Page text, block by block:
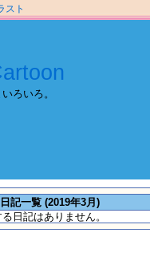
スト
ろいろ。
日記一覧 (2019年3月)
日記はありません。